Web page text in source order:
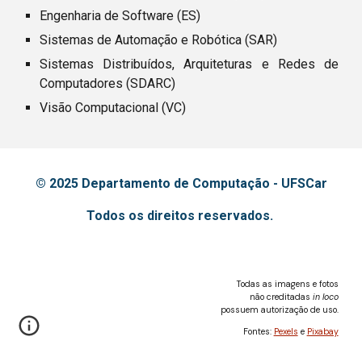
Engenharia de Software (ES)
Sistemas de Automação e Robótica (SAR)
Sistemas Distribuídos, Arquiteturas e Redes de
Computadores (SDARC)
Visão Computacional (VC)
© 2025 Departamento de Computação - UFSCar
Todos os direitos reservados.
Todas as imagens e fotos
não creditadas in loco
possuem autorização de uso.
Fontes: Pexels e Pixabay